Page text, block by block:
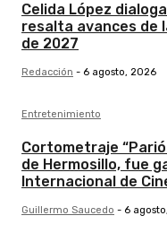
Celida López
resalta avances de
de 2027
Redacción - 6 agosto, 2026
Entretenimiento
Cortometraje
de Hermosillo, fue
Internacional de
Guillermo Saucedo - 6